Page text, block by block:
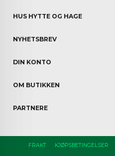
HUS HYTTE OG HAGE
NYHETSBREV
DIN KONTO
OM BUTIKKEN
PARTNERE
FRAKT KJØPSBETINGELSER